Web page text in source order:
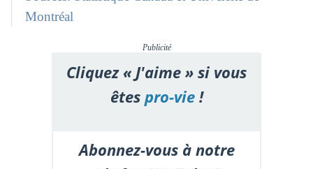
Montréal
Publicité
Cliquez « J'aime » si vous
êtespro-vie!
Abonnez-vous à notre